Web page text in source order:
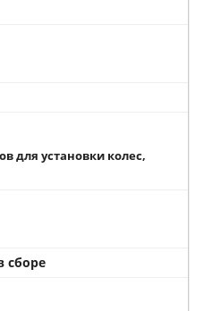
для установки колес,
сборе